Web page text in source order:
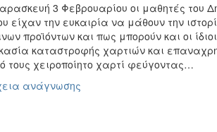
3 Φεβρουαρίου οι μαθητές του
είχαν την ευκαιρία να μάθουν την
προϊόντων και πως μπορούν και οι
καταστροφής χαρτιών και
τους χειροποίητο χαρτί φεύγοντας…
ανάγνωσης